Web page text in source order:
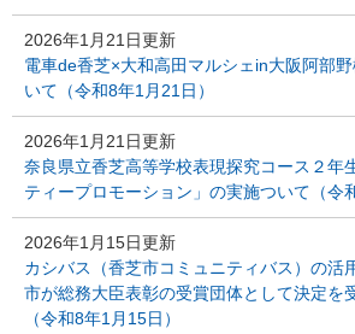
2026年1月21日更新
電車de香芝×大和高田マルシェin大阪阿部
いて（令和8年1月21日）
2026年1月21日更新
奈良県立香芝高等学校表現探究コース２年
ティープロモーション」の実施ついて（令
2026年1月15日更新
カシバス（香芝市コミュニティバス）の活
市が総務大臣表彰の受賞団体として決定を
（令和8年1月15日）